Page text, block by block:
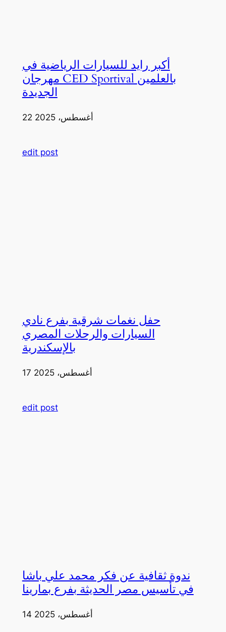
أكبر رايد للسيارات الرياضية في
مهرجان CED Sportival بالعلمين
الجديدة
22 أغسطس، 2025
edit post
حفل نغمات شرقية بفرع نادي
السيارات والرحلات المصري
بالإسكندرية
17 أغسطس، 2025
edit post
ندوة ثقافية عن فكر محمد علي باشا
في تأسيس مصر الحديثة بفرع بمارينا
14 أغسطس، 2025